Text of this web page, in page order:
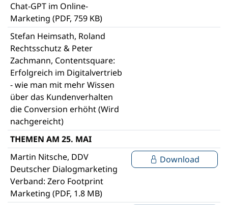
Chat-GPT im Online-
Marketing (PDF, 759 KB)
Stefan Heimsath, Roland
Rechtsschutz & Peter
Zachmann, Contentsquare:
Erfolgreich im Digitalvertrieb
- wie man mit mehr Wissen
über das Kundenverhalten
die Conversion erhöht (Wird
nachgereicht)
THEMEN AM 25. MAI
Martin Nitsche, DDV
Deutscher Dialogmarketing
Verband: Zero Footprint
Marketing (PDF, 1.8 MB)
Download